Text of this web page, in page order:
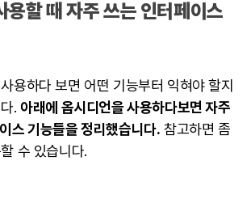
용할 때 자주 쓰는 인터페이스
용하다 보면 어떤 기능부터 익혀야 할지
다.아래에 옵시디언을 사용하다보면 자주
스 기능들을 정리했습니다. 참고하면 좀
수 있습니다.